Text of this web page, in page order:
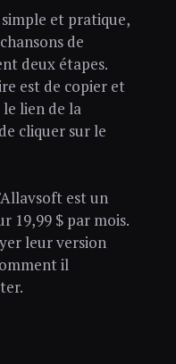
et pratique,
de
deux étapes.
est de copier et
lien de la
cliquer sur le
est un
19,99 $ par mois.
leur version
il